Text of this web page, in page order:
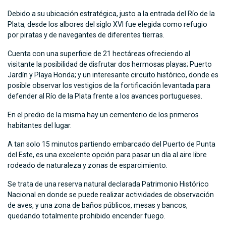
Debido a su ubicación estratégica, justo a la entrada del Río de la
Plata, desde los albores del siglo XVI fue elegida como refugio
por piratas y de navegantes de diferentes tierras.
Cuenta con una superficie de 21 hectáreas ofreciendo al
visitante la posibilidad de disfrutar dos hermosas playas; Puerto
Jardín y Playa Honda; y un interesante circuito histórico, donde es
posible observar los vestigios de la fortificación levantada para
defender al Río de la Plata frente a los avances portugueses.
En el predio de la misma hay un cementerio de los primeros
habitantes del lugar.
A tan solo 15 minutos partiendo embarcado del Puerto de Punta
del Este, es una excelente opción para pasar un día al aire libre
rodeado de naturaleza y zonas de esparcimiento.
Se trata de una reserva natural declarada Patrimonio Histórico
Nacional en donde se puede realizar actividades de observación
de aves, y una zona de baños públicos, mesas y bancos,
quedando totalmente prohibido encender fuego.